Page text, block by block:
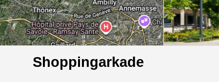
Shoppingarkade